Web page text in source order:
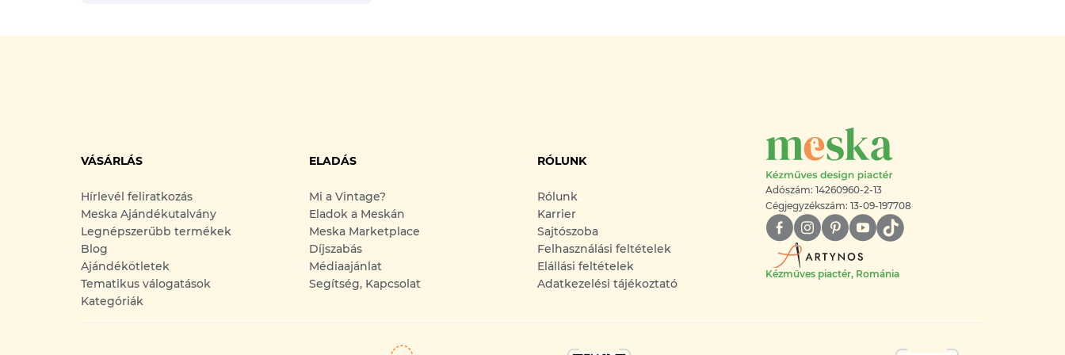
VÁSÁRLÁS
Hírlevél feliratkozás
Meska Ajándékutalvány
Legnépszerűbb termékek
Blog
Ajándékötletek
Tematikus válogatások
Kategóriák
ELADÁS
Mi a Vintage?
Eladok a Meskán
Meska Marketplace
Díjszabás
Médiaajánlat
Segítség, Kapcsolat
RÓLUNK
Rólunk
Karrier
Sajtószoba
Felhasználási feltételek
Elállási feltételek
Adatkezelési tájékoztató
Adószám: 14260960-2-13
Cégjegyzékszám: 13-09-197708
Kézműves piactér, Románia